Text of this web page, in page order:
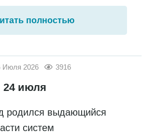
полностью
Июля 2026 3916
24 июля
родился выдающийся
систем